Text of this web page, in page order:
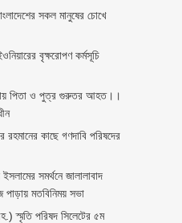
সকল মানুষের চোখে
বৃক্ষরোপণ কর্মসূচি
পিতা ও পুত্র গুরুতর আহত।।
রহমানের কাছে গণদাবি পরিষদের
সমর্থনে জালালাবাদ
পাড়ায় মতবিনিময় সভা
স্মৃতি পরিষদ সিলেটের ৫ম